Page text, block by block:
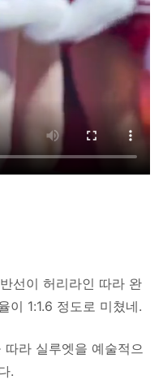
선이 허리라인 따라 완
이 1:1.6 정도로 미쳤네.
라 실루엣을 예술적으
.